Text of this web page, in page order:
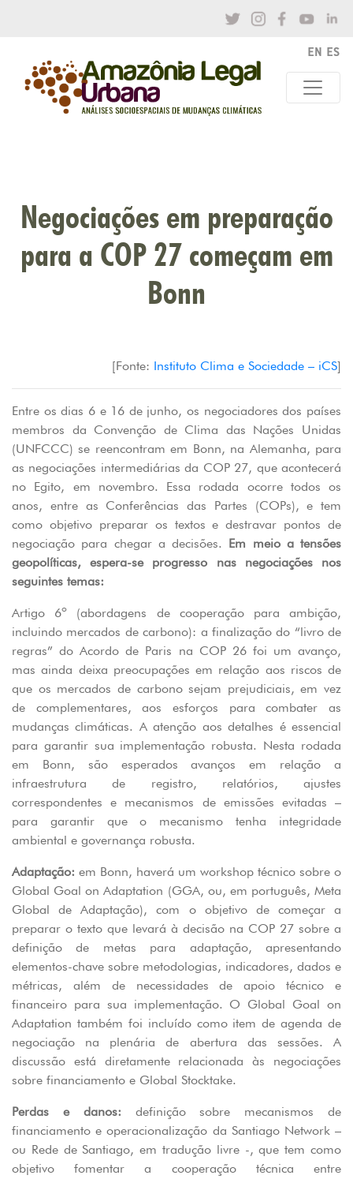
Negociações em preparação
para a COP 27 começam em
Bonn
[Fonte: Instituto Clima e Sociedade – iCS]
Entre os dias 6 e 16 de junho, os negociadores dos países
membros da Convenção de Clima das Nações Unidas
(UNFCCC) se reencontram em Bonn, na Alemanha, para
as negociações intermediárias da COP 27, que acontecerá
no Egito, em novembro. Essa rodada ocorre todos os
anos, entre as Conferências das Partes (COPs), e tem
como objetivo preparar os textos e destravar pontos de
negociação para chegar a decisões. Em meio a tensões
geopolíticas, espera-se progresso nas negociações nos
seguintes temas:
Artigo 6º (abordagens de cooperação para ambição,
incluindo mercados de carbono): a finalização do “livro de
regras” do Acordo de Paris na COP 26 foi um avanço,
mas ainda deixa preocupações em relação aos riscos de
que os mercados de carbono sejam prejudiciais, em vez
de complementares, aos esforços para combater as
mudanças climáticas. A atenção aos detalhes é essencial
para garantir sua implementação robusta. Nesta rodada
em Bonn, são esperados avanços em relação a
infraestrutura de registro, relatórios, ajustes
correspondentes e mecanismos de emissões evitadas –
para garantir que o mecanismo tenha integridade
ambiental e governança robusta.
Adaptação: em Bonn, haverá um workshop técnico sobre o
Global Goal on Adaptation (GGA, ou, em português, Meta
Global de Adaptação), com o objetivo de começar a
preparar o texto que levará à decisão na COP 27 sobre a
definição de metas para adaptação, apresentando
elementos-chave sobre metodologias, indicadores, dados e
métricas, além de necessidades de apoio técnico e
financeiro para sua implementação. O Global Goal on
Adaptation também foi incluído como item de agenda de
negociação na plenária de abertura das sessões. A
discussão está diretamente relacionada às negociações
sobre financiamento e Global Stocktake.
Perdas e danos: definição sobre mecanismos de
financiamento e operacionalização da Santiago Network –
ou Rede de Santiago, em tradução livre -, que tem como
objetivo fomentar a cooperação técnica entre